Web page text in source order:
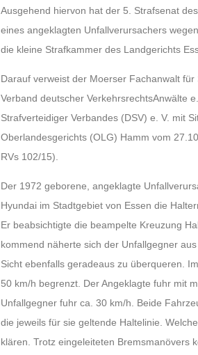
Ausgehend hiervon hat der 5. Strafsenat
eines angeklagten Unfallverursachers
die kleine Strafkammer des Landgerichts
Darauf verweist der Moerser Fachanwalt
Verband deutscher VerkehrsrechtsAnwälte
Strafverteidiger Verbandes (DSV) e. V. mit
Oberlandesgerichts (OLG) Hamm vom
RVs 102/15).
Der 1972 geborene, angeklagte
Hyundai im Stadtgebiet von Essen die
Er beabsichtigte die beampelte Kreuzung
kommend näherte sich der Unfallgegner
Sicht ebenfalls geradeaus zu überqueren.
50 km/h begrenzt. Der Angeklagte fuhr mit
Unfallgegner fuhr ca. 30 km/h. Beide
die jeweils für sie geltende Haltelinie.
klären. Trotz eingeleiteten Bremsmanövers